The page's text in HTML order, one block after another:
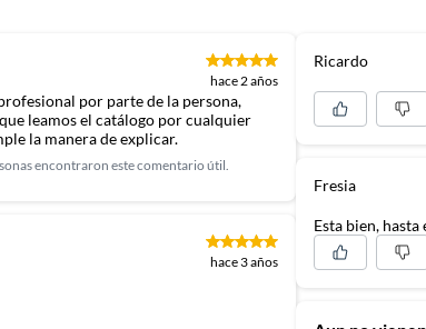
hace 2 años
por parte de la persona,
leamos el catálogo por cualquier
la manera de explicar.
encontraron este comentario útil.
hace 3 años
Ricardo
Fresia
Esta bien,